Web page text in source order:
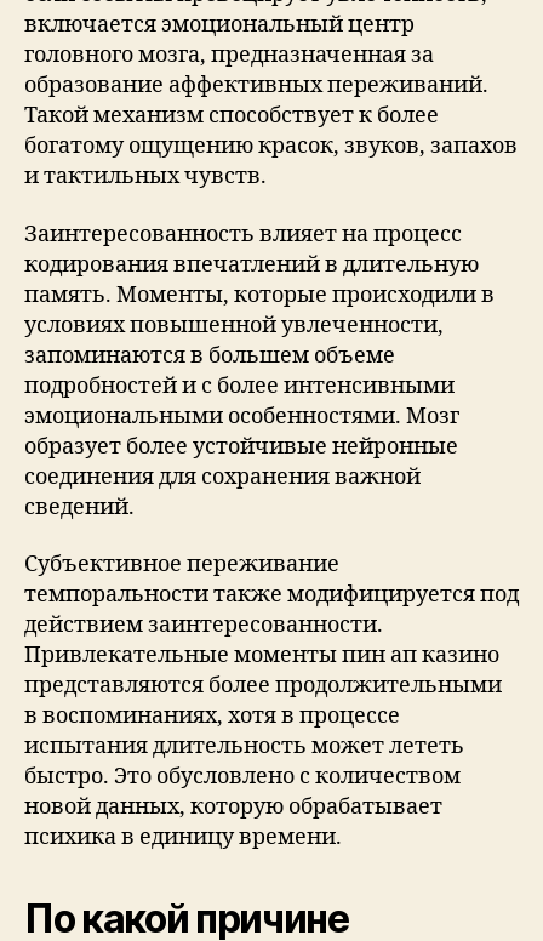
включается эмоциональный центр
головного мозга, предназначенная за
образование аффективных переживаний.
Такой механизм способствует к более
богатому ощущению красок, звуков, запахов
и тактильных чувств.
Заинтересованность влияет на процесс
кодирования впечатлений в длительную
память. Моменты, которые происходили в
условиях повышенной увлеченности,
запоминаются в большем объеме
подробностей и с более интенсивными
эмоциональными особенностями. Мозг
образует более устойчивые нейронные
соединения для сохранения важной
сведений.
Субъективное переживание
темпоральности также модифицируется под
действием заинтересованности.
Привлекательные моменты пин ап казино
представляются более продолжительными
в воспоминаниях, хотя в процессе
испытания длительность может лететь
быстро. Это обусловлено с количеством
новой данных, которую обрабатывает
психика в единицу времени.
По какой причине